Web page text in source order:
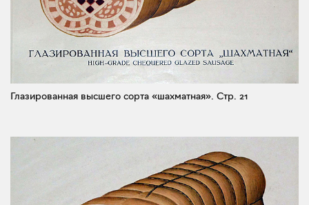
Глазированная высшего сорта «шахматная». Стр. 21